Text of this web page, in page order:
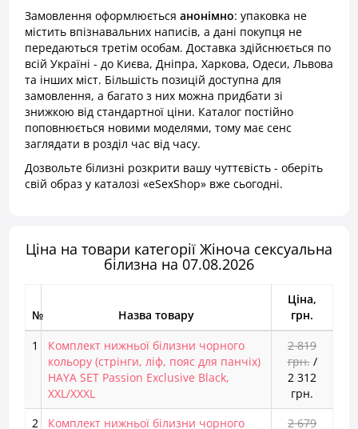
Замовлення оформлюється анонімно: упаковка не
містить впізнавальних написів, а дані покупця не
передаються третім особам. Доставка здійснюється по
всій Україні - до Києва, Дніпра, Харкова, Одеси, Львова
та інших міст. Більшість позицій доступна для
замовлення, а багато з них можна придбати зі
знижкою від стандартної ціни. Каталог постійно
поповнюється новими моделями, тому має сенс
заглядати в розділ час від часу.
Дозвольте білизні розкрити вашу чуттєвість - оберіть
свій образ у каталозі «eSexShop» вже сьогодні.
Ціна на товари категорії Жіноча сексуальна
білизна на 07.08.2026
№ Назва товару
Ціна,
грн.
1
Комплект нижньої білизни чорного
кольору (стрінги, ліф, пояс для панчіх)
HAYA SET Passion Exclusive Black,
XXL/XXXL
2 819
грн./
2 312
грн.
2
Комплект нижньої білизни чорного
2 679